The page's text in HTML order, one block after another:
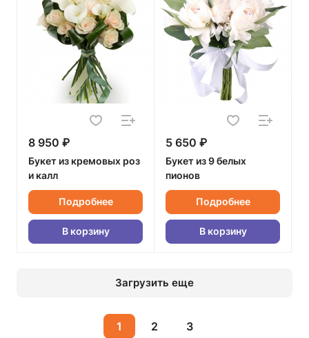
8 950 ₽
Букет из кремовых роз
и калл
Подробнее
В корзину
5 650 ₽
Букет из 9 белых
пионов
Подробнее
В корзину
Загрузить еще
1 2 3